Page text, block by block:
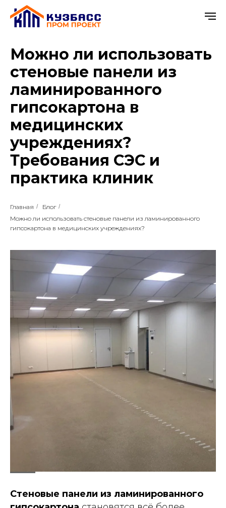
Можно ли использовать
стеновые панели из
ламинированного
гипсокартона в
медицинских
учреждениях?
Требования СЭС и
практика клиник
Главная / Блог /
Можно ли использовать стеновые панели из ламинированного
гипсокартона в медицинских учреждениях?
Стеновые панели из ламинированного